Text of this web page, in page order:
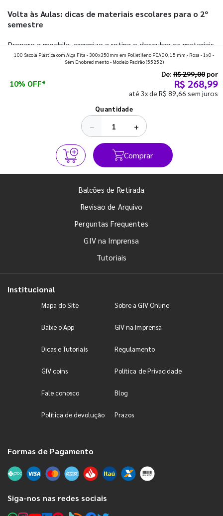
Volta às Aulas: dicas de materiais escolares para o 2º
semestre
Prepare a mochila, organize a rotina e descubra os materiais
que fazem toda diferença para começar o segundo
100 Sacola Plástica com Alça Fita - 300x350mm em Polietileno PEAD 0,15 mm - Rosa - 1x0 -
Sem Enobrecimento - Modelo Padrão(55252)
10% OFF*
De: R$ 299,00 por
R$ 268,99
até 3x de R$ 89,66 sem juros
Quantidade
− +
Comprar
Balcões de Retirada
Revisão de Arquivo
Perguntas Frequentes
GIV na Imprensa
Tutoriais
Institucional
Mapa do Site Sobre a GIV Online
Baixe o App GIV na Imprensa
Dicas e Tutoriais Regulamento
GIV coins Política de Privacidade
Fale conosco Blog
Política de devolução Prazos
Formas de Pagamento
Siga-nos nas redes sociais